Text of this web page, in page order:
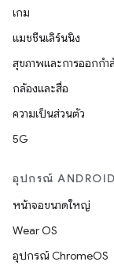
เกม
แมชชีนเลิร์นนิง
สุขภาพและการออกกำ
กล้องและสื่อ
ความเป็นส่วนตัว
5G
อุปกรณ์ ANDROID
หน้าจอขนาดใหญ่
Wear OS
อุปกรณ์ ChromeOS